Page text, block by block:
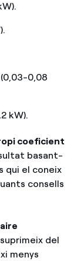
0,08
kW).
coeficient
basant-
qui el coneix
consells
del
menys